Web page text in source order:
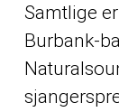
Samtlige
Burbank-